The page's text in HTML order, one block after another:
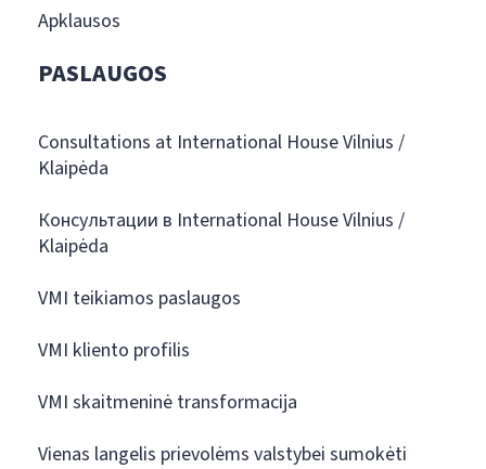
Apklausos
PASLAUGOS
Consultations at International House Vilnius /
Klaipėda
Консультации в International House Vilnius /
Klaipėda
VMI teikiamos paslaugos
VMI kliento profilis
VMI skaitmeninė transformacija
Vienas langelis prievolėms valstybei sumokėti